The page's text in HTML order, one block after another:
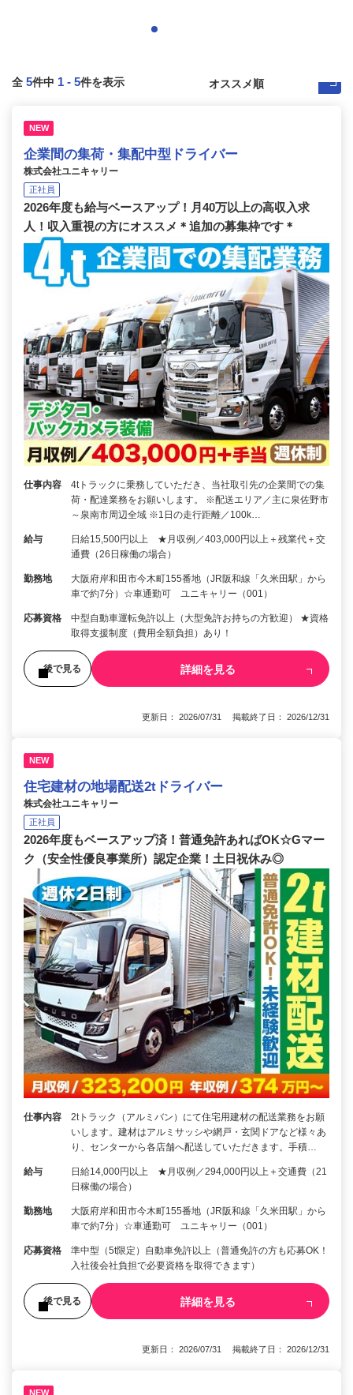
全 5件中 1 - 5件を表示
NEW
企業間の集荷・集配中型ドライバー
株式会社ユニキャリー
正社員
2026年度も給与ベースアップ！月40万以上の高収入求
人！収入重視の方にオススメ＊追加の募集枠です＊
仕事内容
4tトラックに乗務していただき、当社取引先の企業間での集
荷・配達業務をお願いします。 ※配送エリア／主に泉佐野市
～泉南市周辺全域 ※1日の走行距離／100k…
給与
日給15,500円以上 ★月収例／403,000円以上＋残業代＋交
通費（26日稼働の場合）
勤務地
大阪府岸和田市今木町155番地（JR阪和線「久米田駅」から
車で約7分）☆車通勤可 ユニキャリー（001）
応募資格
中型自動車運転免許以上（大型免許お持ちの方歓迎） ★資格
取得支援制度（費用全額負担）あり！
後で見る 詳細を見る
更新日： 2026/07/31 掲載終了日： 2026/12/31
NEW
住宅建材の地場配送2tドライバー
株式会社ユニキャリー
正社員
2026年度もベースアップ済！普通免許あればOK☆Gマー
ク（安全性優良事業所）認定企業！土日祝休み◎
仕事内容
2tトラック（アルミバン）にて住宅用建材の配送業務をお願
いします。建材はアルミサッシや網戸・玄関ドアなど様々あ
り、センターから各店舗へ配送していただきます。手積…
給与
日給14,000円以上 ★月収例／294,000円以上＋交通費（21
日稼働の場合）
勤務地
大阪府岸和田市今木町155番地（JR阪和線「久米田駅」から
車で約7分）☆車通勤可 ユニキャリー（001）
応募資格
準中型（5t限定）自動車免許以上（普通免許の方も応募OK！
入社後会社負担で必要資格を取得できます）
後で見る 詳細を見る
更新日： 2026/07/31 掲載終了日： 2026/12/31
NEW